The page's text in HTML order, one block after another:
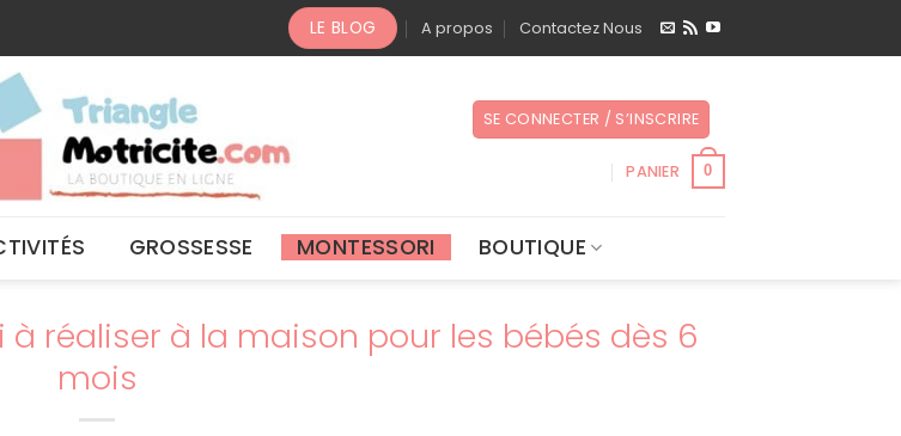
LE BLOG A propos Contactez Nous
SE CONNECTER / S’INSCRIRE
PANIER 0
GROSSESSE MONTESSORI BOUTIQUE
réaliser à la maison pour les bébés dès 6
mois